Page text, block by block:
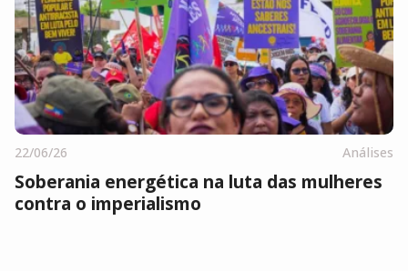
22/06/26 Análises
Soberania energética na luta das mulheres
contra o imperialismo